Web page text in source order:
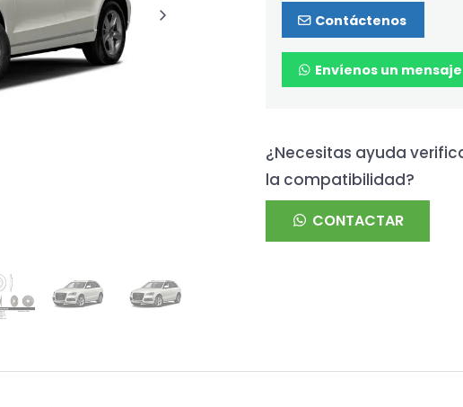
Contáctenos
Envíenos un mensaje
¿Necesitas ayuda
la compatibilidad?
CONTACTAR